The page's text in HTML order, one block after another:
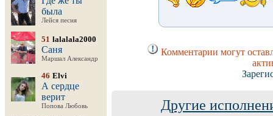
была
Лейся песня
51 lalalala2000
Саня
Маршал Александр
46 Elvi
А сердце
верит
Попова Любовь
Комментарии могут
Другие